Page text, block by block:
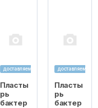
доставляем
Пласты
рь
бактер
доставляем
Пласты
рь
бактер